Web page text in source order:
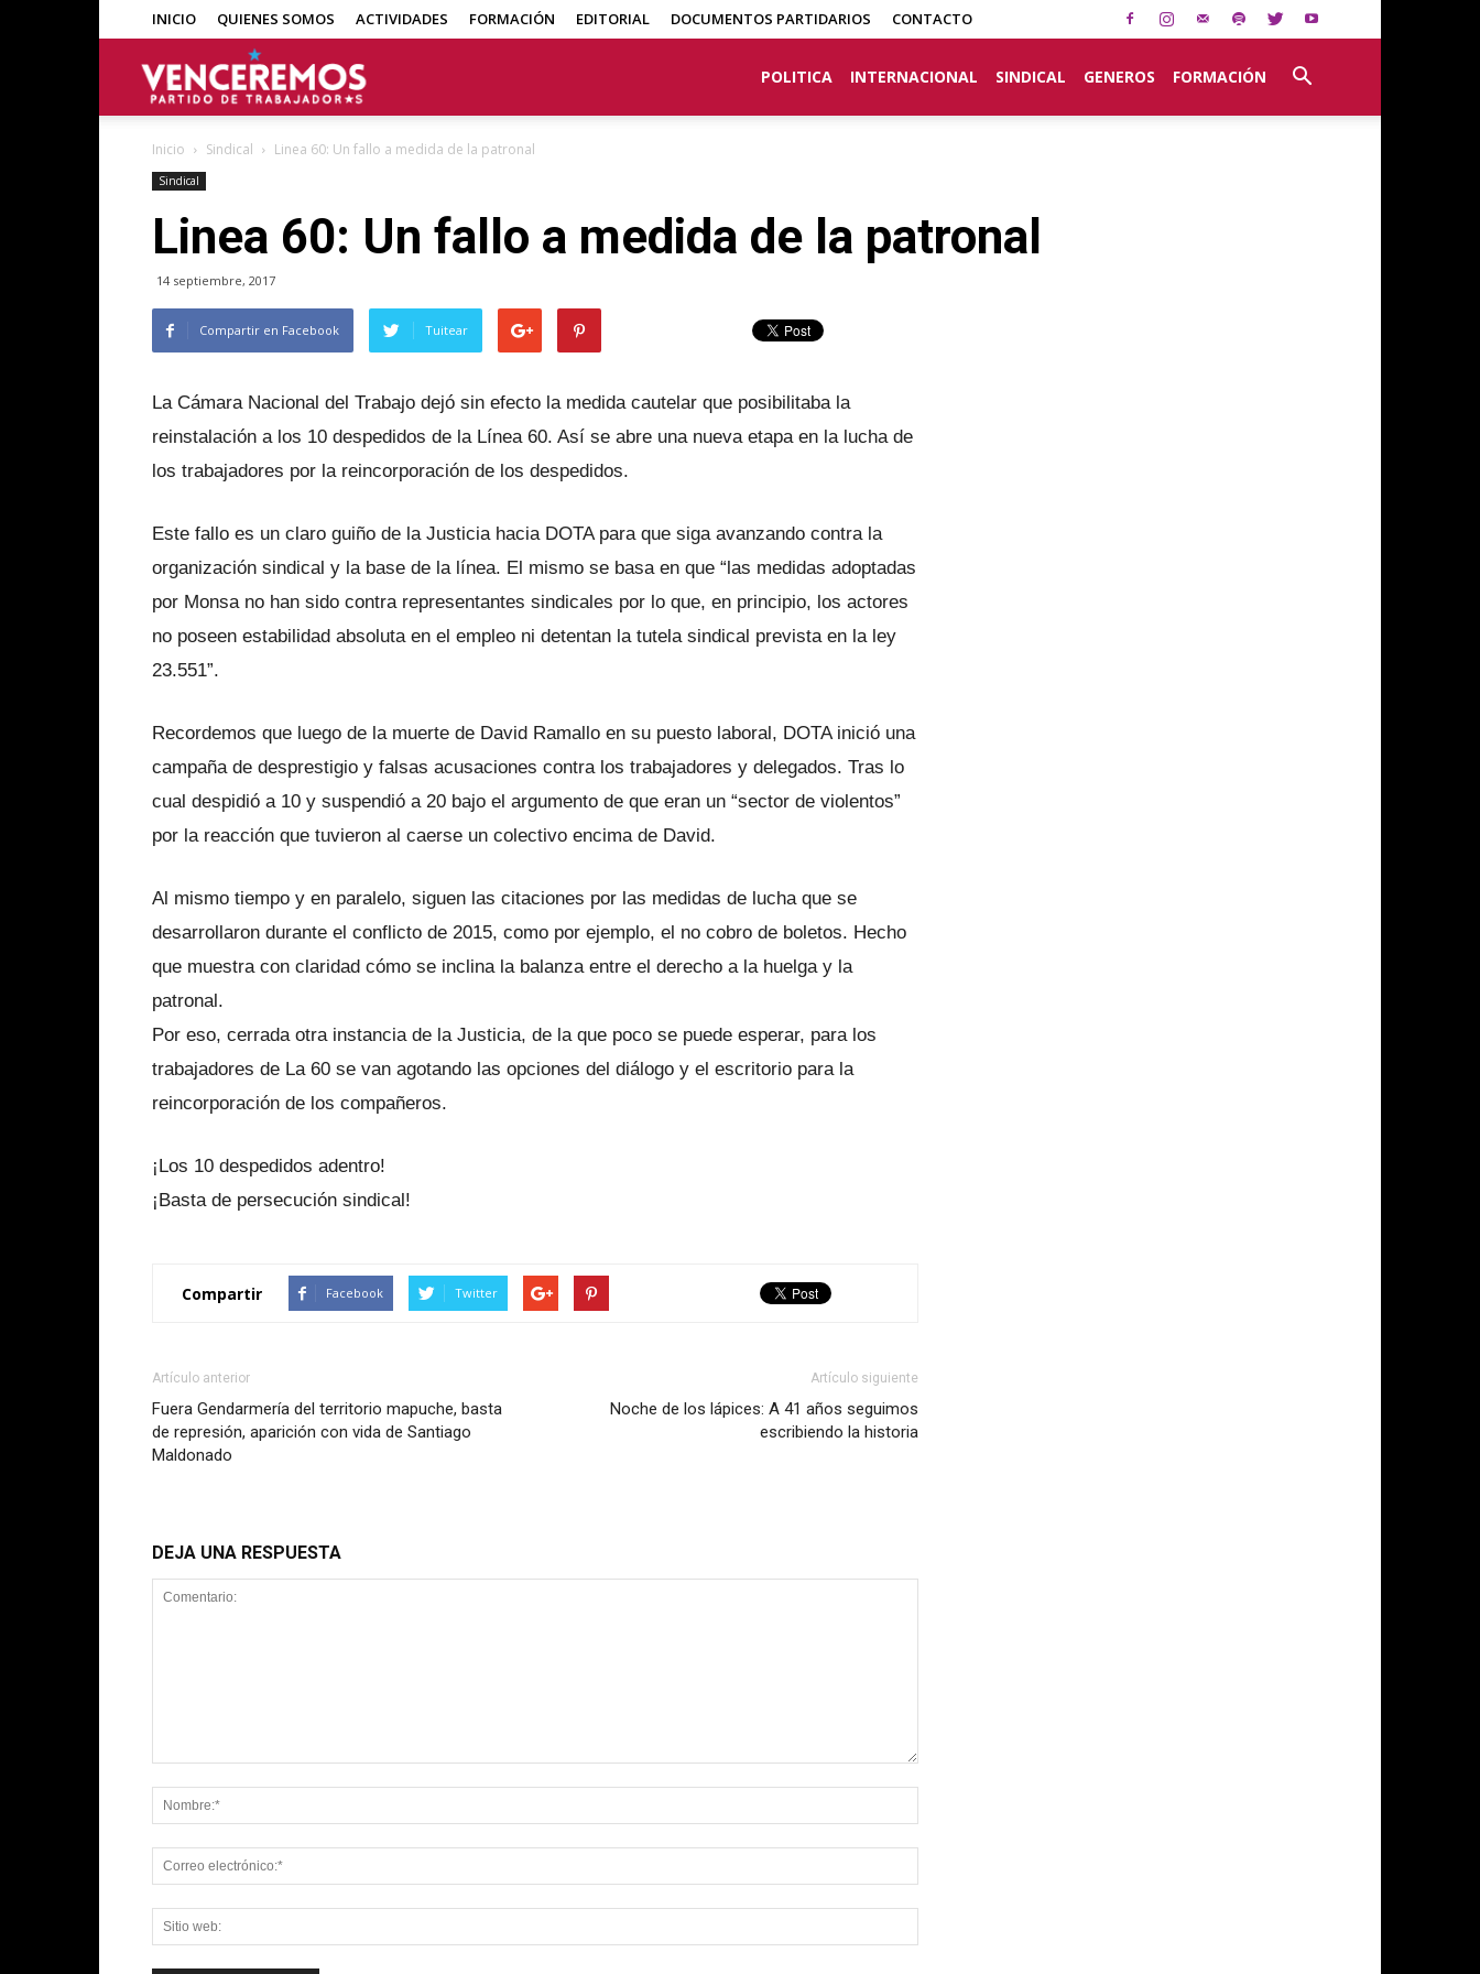
INICIO QUIENES SOMOS ACTIVIDADES FORMACIÓN EDITORIAL DOCUMENTOS PARTIDARIOS CONTACTO
POLITICA INTERNACIONAL SINDICAL GENEROS FORMACIÓN
Inicio Sindical Linea 60: Un fallo a medida de la patronal
Sindical
Linea 60: Un fallo a medida de la patronal
14 septiembre, 2017
Compartir en Facebook Tuitear
La Cámara Nacional del Trabajo dejó sin efecto la medida cautelar que posibilitaba la
reinstalación a los 10 despedidos de la Línea 60. Así se abre una nueva etapa en la lucha de
los trabajadores por la reincorporación de los despedidos.
Este fallo es un claro guiño de la Justicia hacia DOTA para que siga avanzando contra la
organización sindical y la base de la línea. El mismo se basa en que “las medidas adoptadas
por Monsa no han sido contra representantes sindicales por lo que, en principio, los actores
no poseen estabilidad absoluta en el empleo ni detentan la tutela sindical prevista en la ley
23.551”.
Recordemos que luego de la muerte de David Ramallo en su puesto laboral, DOTA inició una
campaña de desprestigio y falsas acusaciones contra los trabajadores y delegados. Tras lo
cual despidió a 10 y suspendió a 20 bajo el argumento de que eran un “sector de violentos”
por la reacción que tuvieron al caerse un colectivo encima de David.
Al mismo tiempo y en paralelo, siguen las citaciones por las medidas de lucha que se
desarrollaron durante el conflicto de 2015, como por ejemplo, el no cobro de boletos. Hecho
que muestra con claridad cómo se inclina la balanza entre el derecho a la huelga y la
patronal.
Por eso, cerrada otra instancia de la Justicia, de la que poco se puede esperar, para los
trabajadores de La 60 se van agotando las opciones del diálogo y el escritorio para la
reincorporación de los compañeros.
¡Los 10 despedidos adentro!
¡Basta de persecución sindical!
Compartir Facebook Twitter
Artículo anterior
Fuera Gendarmería del territorio mapuche, basta
de represión, aparición con vida de Santiago
Maldonado
Artículo siguiente
Noche de los lápices: A 41 años seguimos
escribiendo la historia
DEJA UNA RESPUESTA